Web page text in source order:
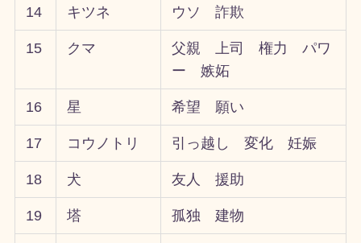
14 キツネ ウソ 詐欺
15 クマ
父親 上司 権力 パワ
ー 嫉妬
16 星 希望 願い
17 コウノトリ 引っ越し 変化 妊娠
18 犬 友人 援助
19 塔 孤独 建物